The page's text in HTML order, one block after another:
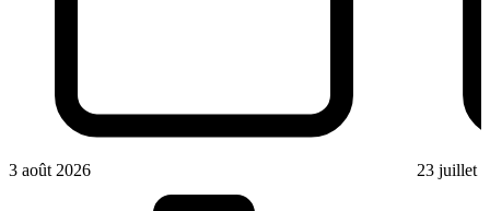
3 août 2026 23 juillet